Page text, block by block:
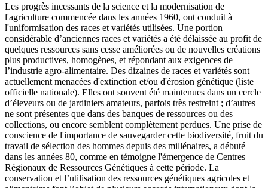
Les progrès incessants de la science et la modernisation de
l'agriculture commencée dans les années 1960, ont conduit à
l'uniformisation des races et variétés utilisées. Une portion
considérable d’anciennes races et variétés a été délaissée au profit de
quelques ressources sans cesse améliorées ou de nouvelles créations
plus productives, homogènes, et répondant aux exigences de
l’industrie agro-alimentaire. Des dizaines de races et variétés sont
actuellement menacées d'extinction et/ou d'érosion génétique (liste
officielle nationale). Elles ont souvent été maintenues dans un cercle
d’éleveurs ou de jardiniers amateurs, parfois très restreint ; d’autres
ne sont présentes que dans des banques de ressources ou des
collections, ou encore semblent complètement perdues. Une prise de
conscience de l'importance de sauvegarder cette biodiversité, fruit du
travail de sélection des hommes depuis des millénaires, a débuté
dans les années 80, comme en témoigne l'émergence de Centres
Régionaux de Ressources Génétiques à cette période. La
conservation et l’utilisation des ressources génétiques agricoles et